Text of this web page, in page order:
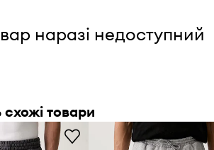
наразі недоступний
товари